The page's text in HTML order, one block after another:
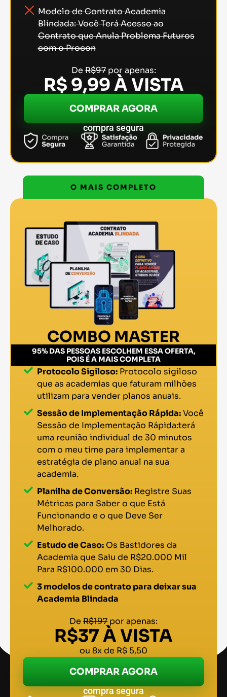
Modelo de Contrato Academia
Blindada: Você Terá Acesso ao
Contrato que Anula Problema Futuros
com o Procon
DeR$97por apenas:
R$ 9,99 À VISTA
COMPRAR AGORA
compra segura
O MAIS COMPLETO
COMBO MASTER
95% DAS PESSOAS ESCOLHEM ESSA OFERTA,
POIS É A MAIS COMPLETA
Protocolo Sigiloso:Protocolo sigiloso
que as academias que faturam milhões
utilizam para vender planos anuais.
Sessão de Implementação Rápida:Você
Sessão de Implementação Rápida:terá
uma reunião individual de 30 minutos
com o meu time para implementar a
estratégia de plano anual na sua
academia.
Planilha de Conversão:Registre Suas
Métricas para Saber o que Está
Funcionando e o que Deve Ser
Melhorado.
Estudo de Caso:Os Bastidores da
Academia que Saiu de R$20.000 Mil
Para R$100.000 em 30 Dias.
3 modelos de contrato para deixar sua
Academia Blindada
De R$197 por apenas:
R$37 À VISTA
ou 8x de R$ 5,50
COMPRAR AGORA
compra segura